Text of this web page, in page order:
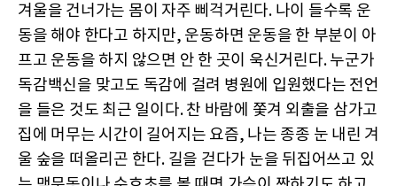
겨울을 건너가는 몸이 자주 삐걱거린다. 나이 들수록 운
동을 해야 한다고 하지만, 운동하면 운동을 한 부분이 아
프고 운동을 하지 않으면 안 한 곳이 욱신거린다. 누군가
독감백신을 맞고도 독감에 걸려 병원에 입원했다는 전언
을 들은 것도 최근 일이다. 찬 바람에 쫓겨 외출을 삼가고
집에 머무는 시간이 길어지는 요즘, 나는 종종 눈 내린 겨
울 숲을 떠올리곤 한다. 길을 걷다가 눈을 뒤집어쓰고 있